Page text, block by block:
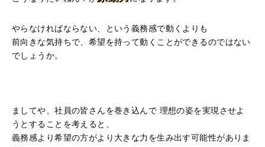
やらなければならない、という義務感で動くよりも
前向きな気持ちで、希望を持って動くことができるのではない
でしょうか。
ましてや、社員の皆さんを巻き込んで 理想の姿を実現させよ
うとすることを考えると、
義務感より希望の方がより大きな力を生み出す可能性がありま